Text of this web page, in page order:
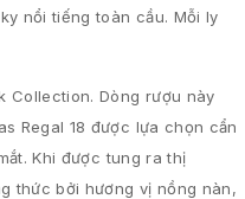
nổi tiếng toàn cầu. Mỗi ly
Collection. Dòng rượu này
Regal 18 được lựa chọn cẩn
Khi được tung ra thị
thức bởi hương vị nồng nàn,